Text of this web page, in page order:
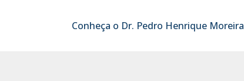
Conheça o Dr. Pedro Henrique Moreira